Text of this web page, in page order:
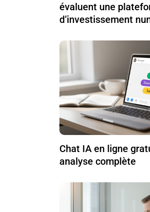
évaluent une
d’investissement
Chat IA en ligne
analyse complète